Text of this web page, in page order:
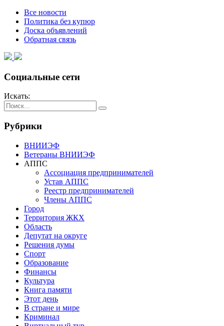
Все новости
Политика без купюр
Доска объявлений
Обратная связь
Социальные сети
Искать:
Рубрики
ВНИИЭФ
Ветераны ВНИИЭФ
АППС
Ассоциация предпринимателей
Устав АППС
Реестр предпринимателей
Члены АППС
Город
Территория ЖКХ
Область
Депутат на округе
Решения думы
Спорт
Образование
Финансы
Культура
Книга памяти
Этот день
В стране и мире
Криминал